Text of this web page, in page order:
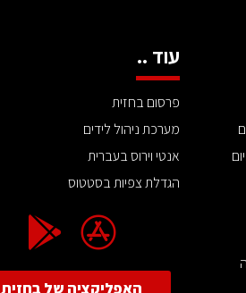
עוד ..
פרסום בחזית
מערכת ניהול לידים
אנטי וירוס בעברית
הגדלת צפיות בסטטוס
האפליקציה של בחזית